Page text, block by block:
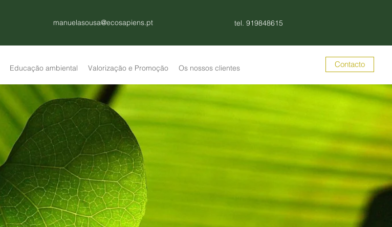
manuelasousa@ecosapiens.pt tel. 919848615
Educação ambiental Valorização e Promoção Os nossos clientes Contacto